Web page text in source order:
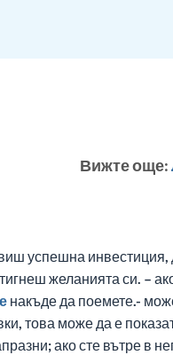
Вижте още:
успешна инвестиция,
желанията си. –
накъде да поемете.-
това може да е
ако сте вътре в